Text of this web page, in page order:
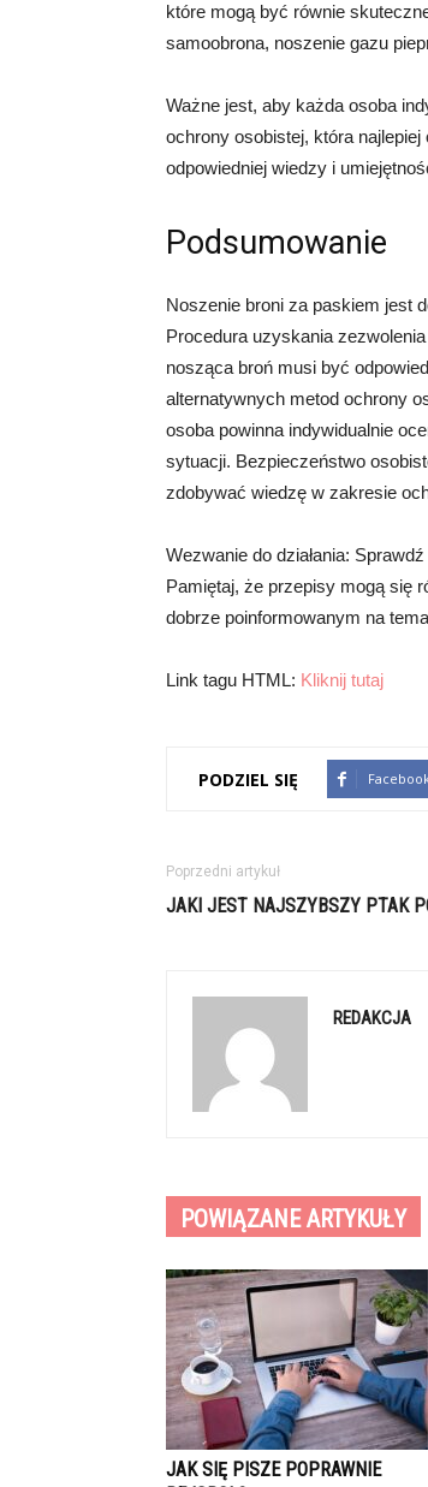
które mogą być równie
samoobrona, noszenie gazu
Ważne jest, aby każda osoba
ochrony osobistej, która
odpowiedniej wiedzy i
Podsumowanie
Noszenie broni za paskiem jest
Procedura uzyskania
nosząca broń musi być
alternatywnych metod ochrony
osoba powinna indywidualnie
sytuacji. Bezpieczeństwo
zdobywać wiedzę w zakresie
Wezwanie do działania:
Pamiętaj, że przepisy mogą się
dobrze poinformowanym na
Link tagu HTML: Kliknij tutaj
PODZIEL SIĘ
Poprzedni artykuł
JAKI JEST NAJSZYBSZY PTAK
REDAKCJA
POWIĄZANE ARTYKUŁY
JAK SIĘ PISZE POPRAWNIE